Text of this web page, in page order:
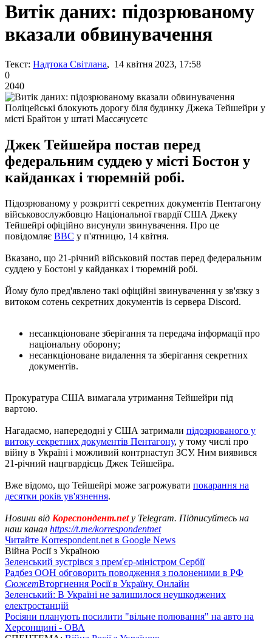
Витік даних: підозрюваному
вказали обвинувачення
Текст: Надтока Світлана, 14 квітня 2023, 17:58
0
2040
Поліцейські блокують дорогу біля будинку Джека Тейшейри у
місті Брайтон у штаті Массачусетс
Джек Тейшейра постав перед
федеральним суддею у місті Бостон у
кайданках і тюремній робі.
Підозрюваному у розкритті секретних документів Пентагону
військовослужбовцю Національної гвардії США Джеку
Тейшейрі офіційно висунули звинувачення. Про це
повідомляє ВВС у п'ятницю, 14 квітня.
Вказано, що 21-річний військовий постав перед федеральним
суддею у Бостоні у кайданках і тюремній робі.
Йому було пред'явлено такі офіційні звинувачення у зв'язку з
витоком сотень секретних документів із сервера Discord.
несанкціоноване зберігання та передача інформації про
національну оборону;
несанкціоноване видалення та зберігання секретних
документів.
Прокуратура США вимагала утримання Тейшейри під
вартою.
Нагадаємо, напередодні у США затримали підозрюваного у
витоку секретних документів Пентагону, у тому числі про
війну в Україні і можливий контрнаступ ЗСУ. Ним виявився
21-річний нацгвардієць Джек Тейшейра.
Вже відомо, що Тейшейрі може загрожувати покарання на
десятки років ув'язнення.
Новини від Кореспондент.netу Telegram. Підписуйтесь на
наш канал https://t.me/korrespondentnet
Читайте Korrespondent.net в Google News
Війна Росії з Україною
Зеленський зустрівся з прем'єр-міністром Сербії
Радбез ООН обговорить поводження з полоненими в РФ
СюжетВторгнення Росії в Україну. Онлайн
Зеленський: В Україні не залишилося неушкоджених
електростанцій
Росіяни планують посилити "вільне полювання" на авто на
Херсонщині - ОВА